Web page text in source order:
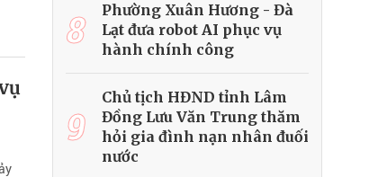
8
Phường Xuân Hương - Đà
Lạt đưa robot AI phục vụ
hành chính công
9
Chủ tịch HĐND tỉnh Lâm
Đồng Lưu Văn Trung thăm
hỏi gia đình nạn nhân đuối
nước